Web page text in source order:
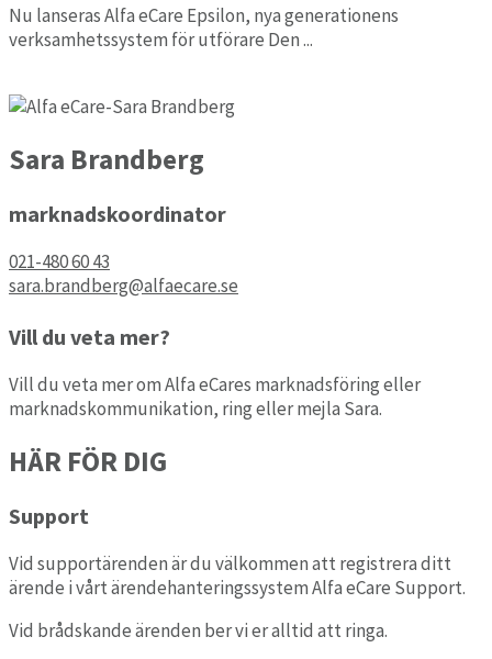
Nu lanseras Alfa eCare Epsilon, nya generationens
verksamhetssystem för utförare Den ...
Sara Brandberg
marknadskoordinator
021-480 60 43
sara.brandberg@alfaecare.se
Vill du veta mer?
Vill du veta mer om Alfa eCares marknadsföring eller
marknadskommunikation, ring eller mejla Sara.
HÄR FÖR DIG
Support
Vid supportärenden är du välkommen att registrera ditt
ärende i vårt ärendehanteringssystem Alfa eCare Support.
Vid brådskande ärenden ber vi er alltid att ringa.